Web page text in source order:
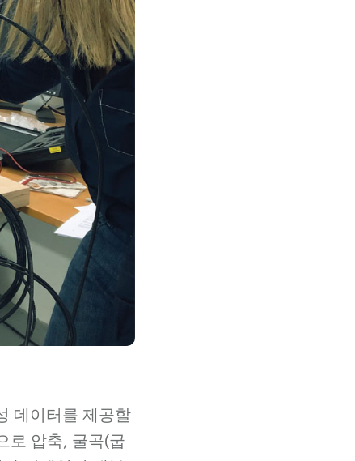
데이터를 제공할
로 압축, 굴곡(굽